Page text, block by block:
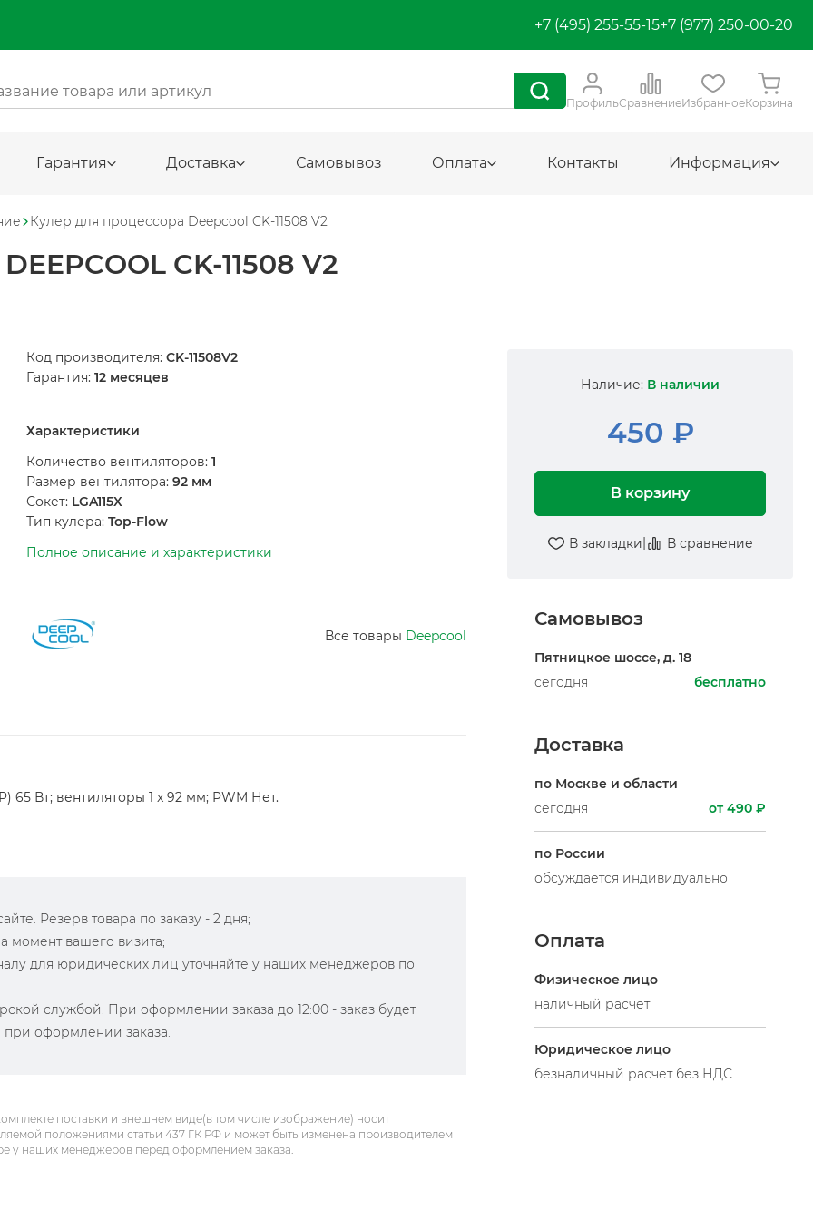
+7 (495) 255-55-15+7 (977) 250-00-20
ПрофильСравнениеИзбранноеКорзина
Гарантия Доставка Самовывоз Оплата Контакты Информация
Кулер для процессора Deepcool CK-11508 V2
CK-11508 V2
Код производителя: CK-11508V2
Гарантия: 12 месяцев
Характеристики
Количество вентиляторов: 1
Размер вентилятора: 92 мм
Сокет: LGA115X
Тип кулера: Top-Flow
Полное описание и характеристики
Все товары Deepcool
Наличие: В наличии
450 ₽
В корзину
В закладки| В сравнение
Самовывоз
Пятницкое шоссе, д. 18
сегодня
бесплатно
Доставка
по Москве и области
сегодня
от 490 ₽
по России
обсуждается индивидуально
Оплата
Физическое лицо
наличный расчет
Юридическое лицо
безналичный расчет без НДС
65 Вт; вентиляторы 1 x 92 мм; PWM Нет.
Резерв товара по заказу - 2 дня;
момент вашего визита;
для юридических лиц уточняйте у наших менеджеров по
службой. При оформлении заказа до 12:00 - заказ будет
при оформлении заказа.
поставки и внешнем виде(в том числе изображение) носит
положениями статьи 437 ГК РФ и может быть изменена производителем
у наших менеджеров перед оформлением заказа.